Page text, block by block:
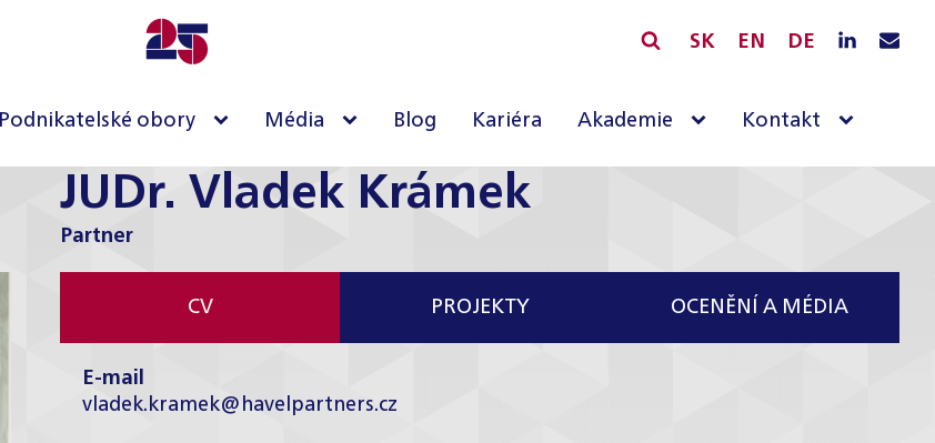
SK EN DE
Podnikatelské obory Média Blog Kariéra Akademie Kontakt
JUDr. Vladek Krámek
Partner
CV PROJEKTY OCENĚNÍ A MÉDIA
E-mail
vladek.kramek@havelpartners.cz